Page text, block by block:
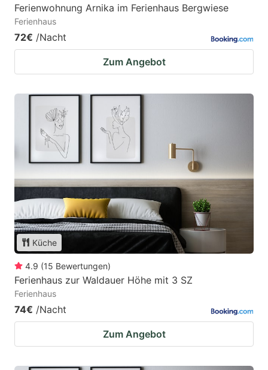
Ferienwohnung Arnika im Ferienhaus Bergwiese
Ferienhaus
72€ /Nacht
Zum Angebot
Küche
4.9 (15 Bewertungen)
Ferienhaus zur Waldauer Höhe mit 3 SZ
Ferienhaus
74€ /Nacht
Zum Angebot